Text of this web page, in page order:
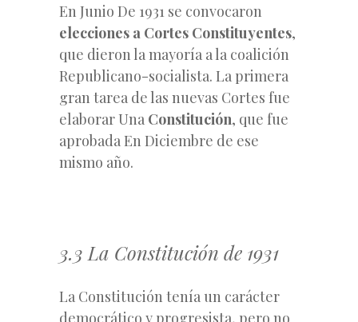
En Junio De 1931 se convocaron
elecciones a Cortes Constituyentes,
que dieron la mayoría a la coalición
Republicano-socialista. La primera
gran tarea de las nuevas Cortes fue
elaborar Una Constitución, que fue
aprobada En Diciembre de ese
mismo año.
3.3 La Constitución de 1931
La Constitución tenía un carácter
democrático y progresista, pero no